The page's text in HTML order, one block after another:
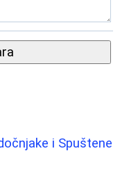
i Spuštene